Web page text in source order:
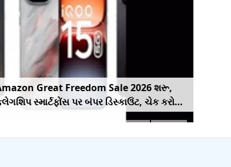
Great Freedom Sale 2026 શરૂ,
સ્માર્ટફોંસ પર બંપર ડિસ્કાઉંટ, ચેક કરો